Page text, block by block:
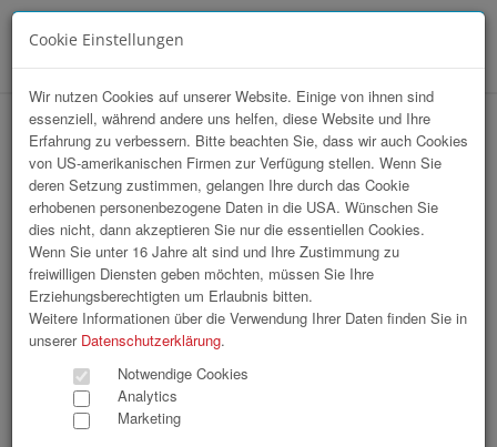
VKB Stiftskonzert
Cookie Einstellungen
Wir nutzen Cookies auf unserer Website. Einige von ihnen sind
essenziell, während andere uns helfen, diese Website und Ihre
Erfahrung zu verbessern. Bitte beachten Sie, dass wir auch Cookies
von US-amerikanischen Firmen zur Verfügung stellen. Wenn Sie
deren Setzung zustimmen, gelangen Ihre durch das Cookie
erhobenen personenbezogene Daten in die USA. Wünschen Sie
dies nicht, dann akzeptieren Sie nur die essentiellen Cookies.
Wenn Sie unter 16 Jahre alt sind und Ihre Zustimmung zu
freiwilligen Diensten geben möchten, müssen Sie Ihre
Erziehungsberechtigten um Erlaubnis bitten.
Weitere Informationen über die Verwendung Ihrer Daten finden Sie in
unserer Datenschutzerklärung.
Notwendige Cookies
Analytics
Marketing